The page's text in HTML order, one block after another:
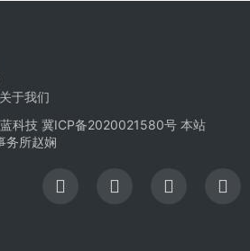
关于我们
科技 冀ICP备2020021580号 本站
务所赵娴